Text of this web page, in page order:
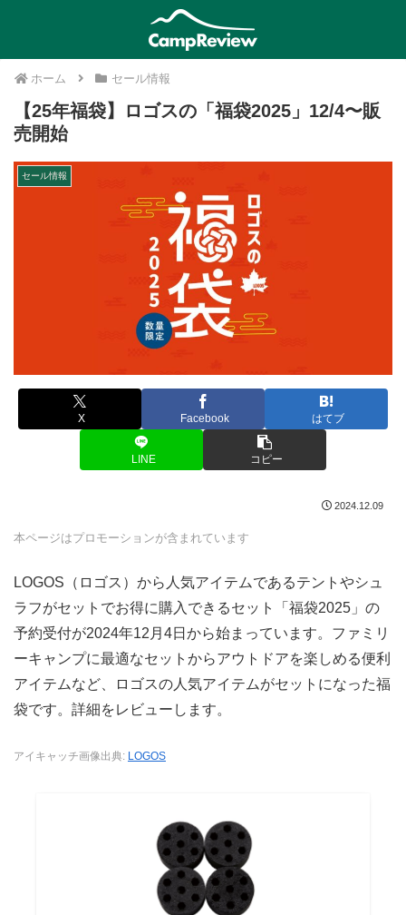
ホーム セール情報
【25年福袋】ロゴスの「福袋2025」12/4〜販
売開始
セール情報
X Facebook はてブ
LINE コピー
2024.12.09
本ページはプロモーションが含まれています
LOGOS（ロゴス）から人気アイテムであるテントやシュ
ラフがセットでお得に購入できるセット「福袋2025」の
予約受付が2024年12月4日から始まっています。ファミリ
ーキャンプに最適なセットからアウトドアを楽しめる便利
アイテムなど、ロゴスの人気アイテムがセットになった福
袋です。詳細をレビューします。
アイキャッチ画像出典: LOGOS